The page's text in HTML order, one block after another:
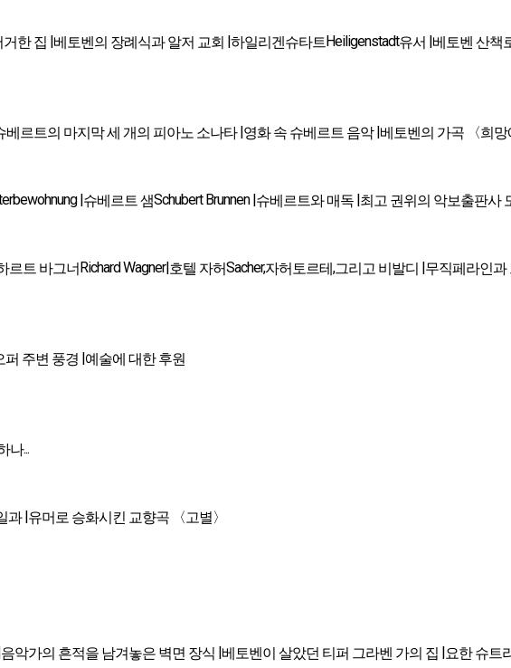
한 집 |베토벤의 장례식과 알저 교회 |하일리겐슈타트Heiligenstadt유서 |베토벤 산책
베르트의 마지막 세 개의 피아노 소나타|영화 속 슈베르트 음악|베토벤의 가곡 〈희망
|슈베르트 샘Schubert Brunnen |슈베르트와 매독 |최고 권위의 악보출판사
르트 바그너Richard Wagner|호텔 자허Sacher,자허토르테 ,그리고 비발디 |무직페라인과
퍼 주변 풍경 |예술에 대한 후원
나...
과|유머로 승화시킨 교향곡 〈고별〉
음악가의 흔적을 남겨놓은 벽면 장식 |베토벤이 살았던 티퍼 그라벤 가의 집 |요한 슈트